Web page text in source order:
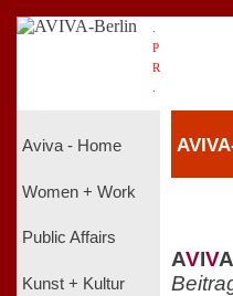
P
R
Aviva - Home
Women + Work
Public Affairs
Kunst + Kultur
AVIV